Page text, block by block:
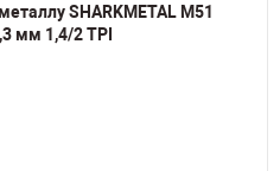
SHARKMETAL M51
мм 1,4/2 TPI